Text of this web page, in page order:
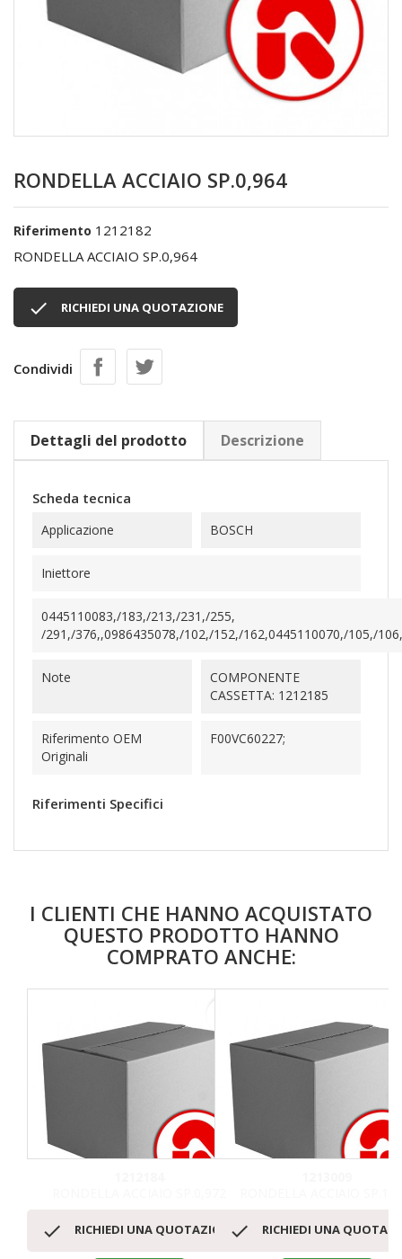
RONDELLA ACCIAIO SP.0,964
Riferimento 1212182
RONDELLA ACCIAIO SP.0,964
 RICHIEDI UNA QUOTAZIONE
Condividi
Dettagli del prodotto Descrizione
Scheda tecnica
Applicazione BOSCH
Iniettore
0445110083,/183,/213,/231,/255,
/291,/376,,0986435078,/102,/152,/162,0445110070,/105,/
Note
COMPONENTE
CASSETTA: 1212185
Riferimento OEM
Originali
F00VC60227;
Riferimenti Specifici
I CLIENTI CHE HANNO ACQUISTATO
QUESTO PRODOTTO HANNO
COMPRATO ANCHE:
 RICHIEDI UNA QUOTAZIONE RICHIEDI UNA